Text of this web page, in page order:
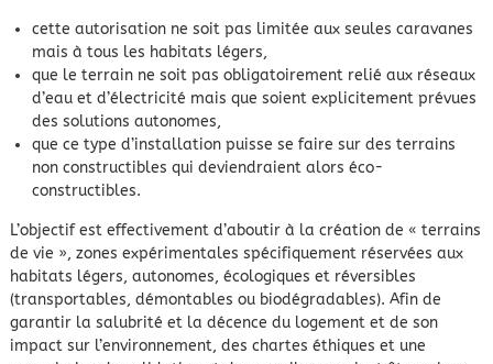
cette autorisation ne soit pas limitée aux seules caravanes
mais à tous les habitats légers,
que le terrain ne soit pas obligatoirement relié aux réseaux
d’eau et d’électricité mais que soient explicitement prévues
des solutions autonomes,
que ce type d’installation puisse se faire sur des terrains
non constructibles qui deviendraient alors éco-
constructibles.
L’objectif est effectivement d’aboutir à la création de « terrains
de vie », zones expérimentales spécifiquement réservées aux
habitats légers, autonomes, écologiques et réversibles
(transportables, démontables ou biodégradables). Afin de
garantir la salubrité et la décence du logement et de son
impact sur l’environnement, des chartes éthiques et une